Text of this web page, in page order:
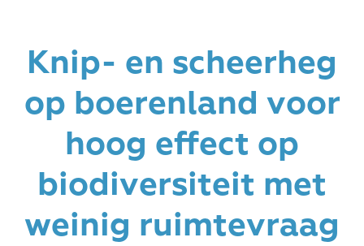
Knip- en scheerheg
op boerenland voor
hoog effect op
biodiversiteit met
weinig ruimtevraag